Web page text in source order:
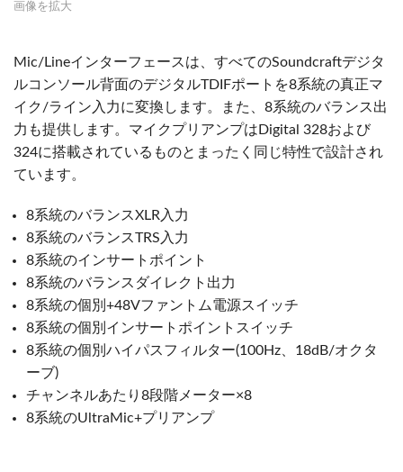
画像を拡大
Mic/Lineインターフェースは、すべてのSoundcraftデジタ
ルコンソール背面のデジタルTDIFポートを8系統の真正マ
イク/ライン入力に変換します。また、8系統のバランス出
力も提供します。マイクプリアンプはDigital 328および
324に搭載されているものとまったく同じ特性で設計され
ています。
8系統のバランスXLR入力
8系統のバランスTRS入力
8系統のインサートポイント
8系統のバランスダイレクト出力
8系統の個別+48Vファントム電源スイッチ
8系統の個別インサートポイントスイッチ
8系統の個別ハイパスフィルター(100Hz、18dB/オクタ
ーブ)
チャンネルあたり8段階メーター×8
8系統のUltraMic+プリアンプ